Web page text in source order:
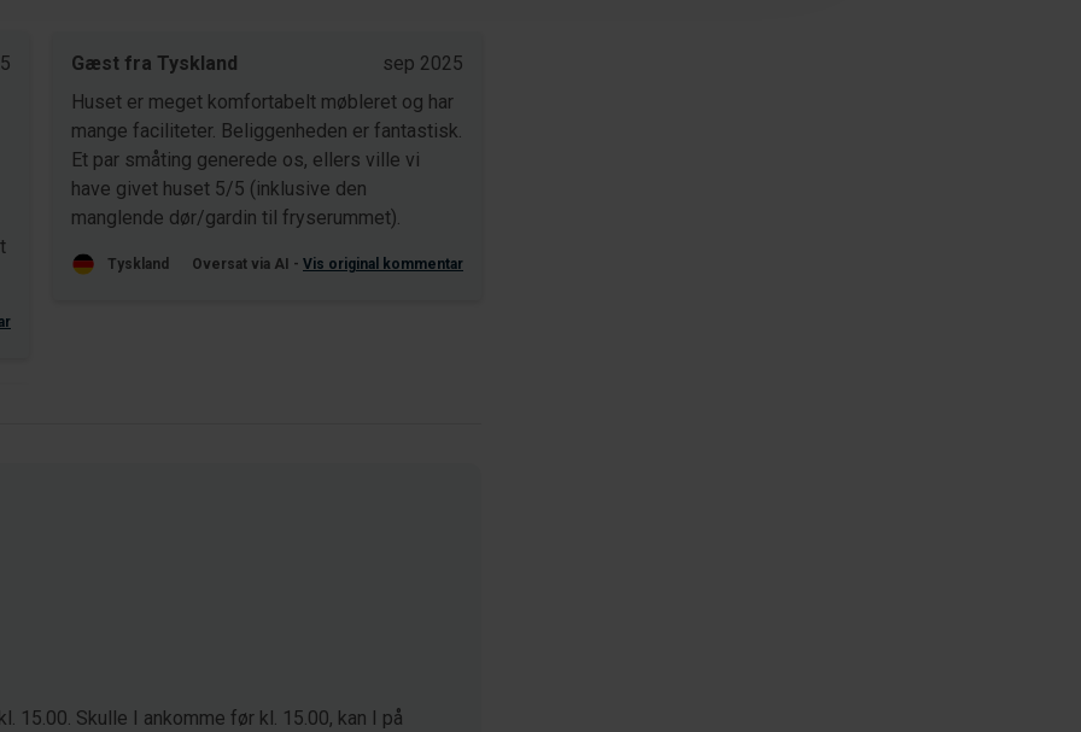
Gæst fra Tyskland
sep 2025
Huset er meget komfortabelt møbleret og har
mange faciliteter. Beliggenheden er fantastisk.
Et par småting generede os, ellers ville vi
have givet huset 5/5 (inklusive den
manglende dør/gardin til fryserummet).
Tyskland Oversat via AI - Vis original kommentar
15.00. Skulle I ankomme før kl. 15.00, kan I på